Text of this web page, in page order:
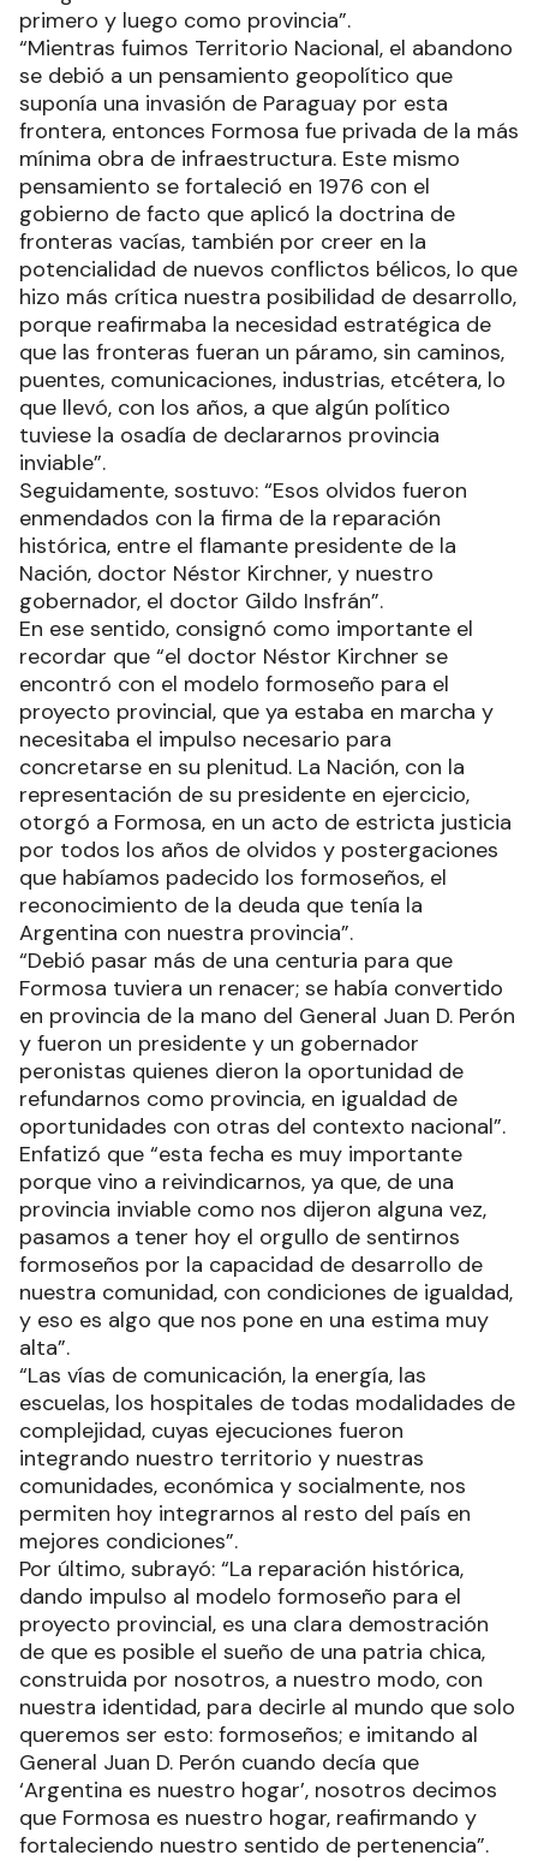
primero y luego como provincia”.
“Mientras fuimos Territorio Nacional, el abandono
se debió a un pensamiento geopolítico que
suponía una invasión de Paraguay por esta
frontera, entonces Formosa fue privada de la más
mínima obra de infraestructura. Este mismo
pensamiento se fortaleció en 1976 con el
gobierno de facto que aplicó la doctrina de
fronteras vacías, también por creer en la
potencialidad de nuevos conflictos bélicos, lo que
hizo más crítica nuestra posibilidad de desarrollo,
porque reafirmaba la necesidad estratégica de
que las fronteras fueran un páramo, sin caminos,
puentes, comunicaciones, industrias, etcétera, lo
que llevó, con los años, a que algún político
tuviese la osadía de declararnos provincia
inviable”.
Seguidamente, sostuvo: “Esos olvidos fueron
enmendados con la firma de la reparación
histórica, entre el flamante presidente de la
Nación, doctor Néstor Kirchner, y nuestro
gobernador, el doctor Gildo Insfrán”.
En ese sentido, consignó como importante el
recordar que “el doctor Néstor Kirchner se
encontró con el modelo formoseño para el
proyecto provincial, que ya estaba en marcha y
necesitaba el impulso necesario para
concretarse en su plenitud. La Nación, con la
representación de su presidente en ejercicio,
otorgó a Formosa, en un acto de estricta justicia
por todos los años de olvidos y postergaciones
que habíamos padecido los formoseños, el
reconocimiento de la deuda que tenía la
Argentina con nuestra provincia”.
“Debió pasar más de una centuria para que
Formosa tuviera un renacer; se había convertido
en provincia de la mano del General Juan D. Perón
y fueron un presidente y un gobernador
peronistas quienes dieron la oportunidad de
refundarnos como provincia, en igualdad de
oportunidades con otras del contexto nacional”.
Enfatizó que “esta fecha es muy importante
porque vino a reivindicarnos, ya que, de una
provincia inviable como nos dijeron alguna vez,
pasamos a tener hoy el orgullo de sentirnos
formoseños por la capacidad de desarrollo de
nuestra comunidad, con condiciones de igualdad,
y eso es algo que nos pone en una estima muy
alta”.
“Las vías de comunicación, la energía, las
escuelas, los hospitales de todas modalidades de
complejidad, cuyas ejecuciones fueron
integrando nuestro territorio y nuestras
comunidades, económica y socialmente, nos
permiten hoy integrarnos al resto del país en
mejores condiciones”.
Por último, subrayó: “La reparación histórica,
dando impulso al modelo formoseño para el
proyecto provincial, es una clara demostración
de que es posible el sueño de una patria chica,
construida por nosotros, a nuestro modo, con
nuestra identidad, para decirle al mundo que solo
queremos ser esto: formoseños; e imitando al
General Juan D. Perón cuando decía que
‘Argentina es nuestro hogar’, nosotros decimos
que Formosa es nuestro hogar, reafirmando y
fortaleciendo nuestro sentido de pertenencia”.